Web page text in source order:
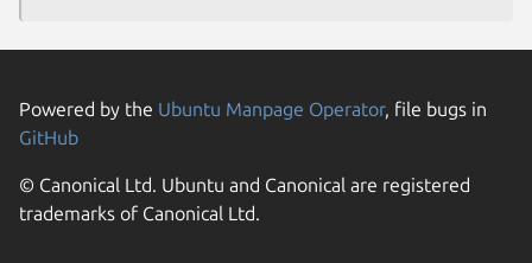
Powered by the Ubuntu Manpage Operator, file bugs in
GitHub
© Canonical Ltd. Ubuntu and Canonical are registered
trademarks of Canonical Ltd.